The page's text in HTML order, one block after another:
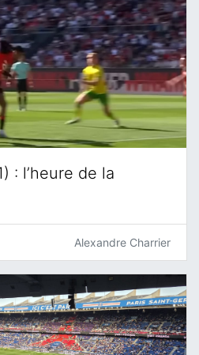
: l’heure de la
Alexandre Charrier